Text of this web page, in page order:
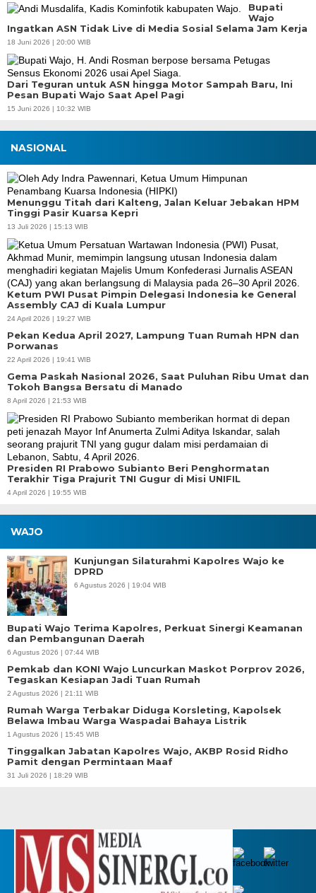
Bupati
Wajo
Ingatkan ASN Tidak Live di Media Sosial Selama Jam Kerja
18 Juni 2026 | 20:00 WIB
Dari Teguran untuk ASN hingga Motor Sampah Baru, Ini
Pesan Bupati Wajo Saat Apel Pagi
15 Juni 2026 | 10:32 WIB
NASIONAL
Menunggu Titah dari Kalteng, Jalan Keluar Jebakan HPM
Tinggi Pasir Kuarsa Kepri
13 Juli 2026 | 15:13 WIB
Ketum PWI Pusat Pimpin Delegasi Indonesia ke General
Assembly CAJ di Kuala Lumpur
24 April 2026 | 19:27 WIB
Pekan Kedua April 2027, Lampung Tuan Rumah HPN dan
Porwanas
22 April 2026 | 19:41 WIB
Gema Paskah Nasional 2026, Saat Puluhan Ribu Umat dan
Tokoh Bangsa Bersatu di Manado
8 April 2026 | 21:53 WIB
Presiden RI Prabowo Subianto Beri Penghormatan
Terakhir Tiga Prajurit TNI Gugur di Misi UNIFIL
4 April 2026 | 19:55 WIB
WAJO
Kunjungan Silaturahmi Kapolres Wajo ke
DPRD
6 Agustus 2026 | 19:04 WIB
Bupati Wajo Terima Kapolres, Perkuat Sinergi Keamanan
dan Pembangunan Daerah
6 Agustus 2026 | 07:44 WIB
Pemkab dan KONI Wajo Luncurkan Maskot Porprov 2026,
Tegaskan Kesiapan Jadi Tuan Rumah
2 Agustus 2026 | 21:11 WIB
Rumah Warga Terbakar Diduga Korsleting, Kapolsek
Belawa Imbau Warga Waspadai Bahaya Listrik
1 Agustus 2026 | 15:45 WIB
Tinggalkan Jabatan Kapolres Wajo, AKBP Rosid Ridho
Pamit dengan Permintaan Maaf
31 Juli 2026 | 18:29 WIB